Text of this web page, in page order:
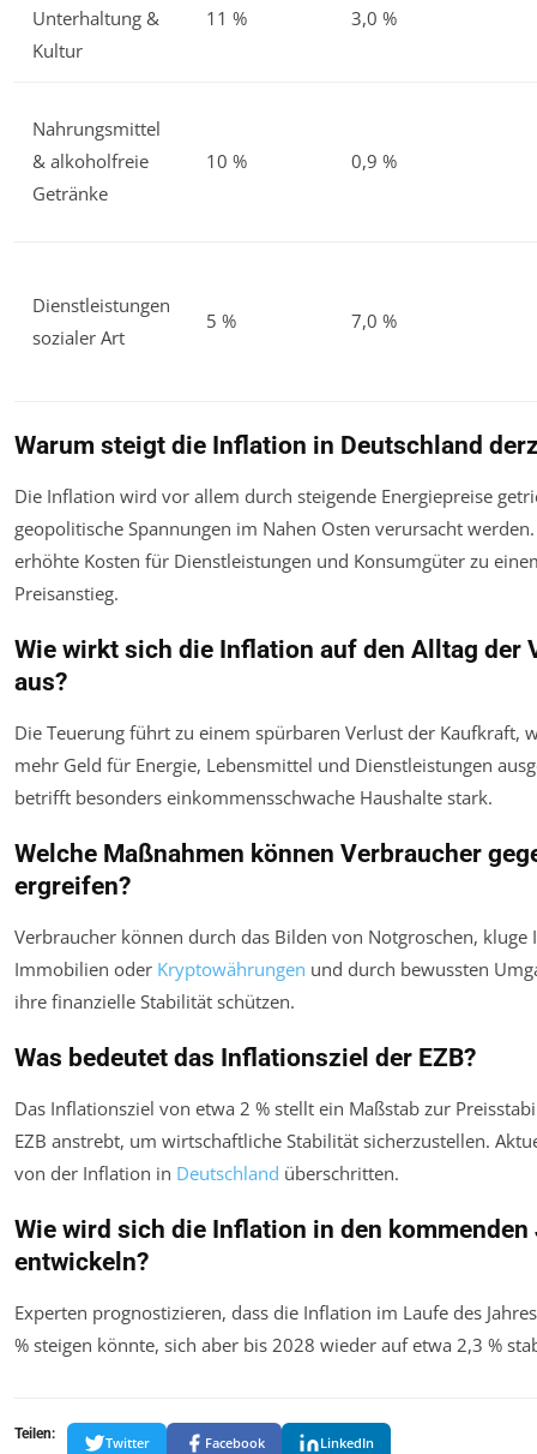
Unterhaltung &
Kultur
11 % 3,0 %
Nahrungsmittel
& alkoholfreie
Getränke
10 % 0,9 %
Dienstleistungen
sozialer Art
5 % 7,0 %
Warum steigt die Inflation in Deutschland
Die Inflation wird vor allem durch steigende Energiepreise
geopolitische Spannungen im Nahen Osten verursacht
erhöhte Kosten für Dienstleistungen und Konsumgüter zu
Preisanstieg.
Wie wirkt sich die Inflation auf den Alltag der
aus?
Die Teuerung führt zu einem spürbaren Verlust der Kaufkraft,
mehr Geld für Energie, Lebensmittel und Dienstleistungen
betrifft besonders einkommensschwache Haushalte stark.
Welche Maßnahmen können Verbraucher
ergreifen?
Verbraucher können durch das Bilden von Notgroschen, kluge
Immobilien oder Kryptowährungen und durch bewussten
ihre finanzielle Stabilität schützen.
Was bedeutet das Inflationsziel der EZB?
Das Inflationsziel von etwa 2 % stellt ein Maßstab zur
EZB anstrebt, um wirtschaftliche Stabilität sicherzustellen.
von der Inflation in Deutschland überschritten.
Wie wird sich die Inflation in den kommenden
entwickeln?
Experten prognostizieren, dass die Inflation im Laufe des
% steigen könnte, sich aber bis 2028 wieder auf etwa 2,3 %
Teilen:
Twitter Facebook LinkedIn